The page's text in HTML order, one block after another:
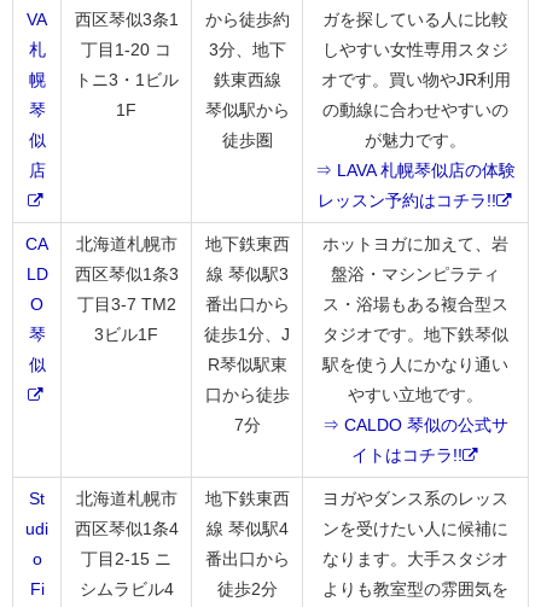
VA
札
幌
琴
似
店
西区琴似3条1
丁目1-20 コ
トニ3・1ビル
1F
から徒歩約
3分、地下
鉄東西線
琴似駅から
徒歩圏
ガを探している人に比較
しやすい女性専用スタジ
オです。買い物やJR利用
の動線に合わせやすいの
が魅力です。
⇒ LAVA 札幌琴似店の体験
レッスン予約はコチラ!!
CA
LD
O
琴
似
北海道札幌市
西区琴似1条3
丁目3-7 TM2
3ビル1F
地下鉄東西
線 琴似駅3
番出口から
徒歩1分、J
R琴似駅東
口から徒歩
7分
ホットヨガに加えて、岩
盤浴・マシンピラティ
ス・浴場もある複合型ス
タジオです。地下鉄琴似
駅を使う人にかなり通い
やすい立地です。
⇒ CALDO 琴似の公式サ
イトはコチラ!!
St
udi
o
Fi
北海道札幌市
西区琴似1条4
丁目2-15 ニ
シムラビル4
地下鉄東西
線 琴似駅4
番出口から
徒歩2分
ヨガやダンス系のレッス
ンを受けたい人に候補に
なります。大手スタジオ
よりも教室型の雰囲気を